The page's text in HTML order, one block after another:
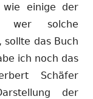
wie einige der
wer solche
sollte das Buch
ich noch das
Schäfer
der